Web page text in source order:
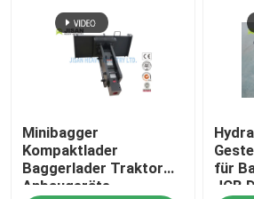
Minibagger
Kompaktlader
Baggerlader Traktor
Anbaugeräte
für
JCB